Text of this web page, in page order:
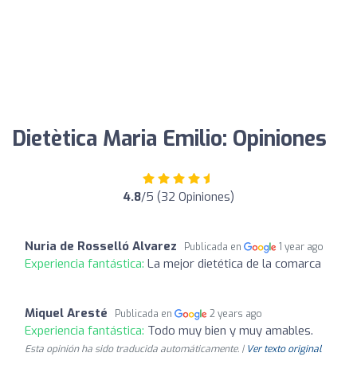
Dietètica Maria Emilio: Opiniones
4.8/5 (32 Opiniones)
Nuria de Rosselló Alvarez Publicada en 1 year ago
Experiencia fantástica: La mejor dietética de la comarca
Miquel Aresté Publicada en 2 years ago
Experiencia fantástica: Todo muy bien y muy amables.
Esta opinión ha sido traducida automáticamente. | Ver texto original